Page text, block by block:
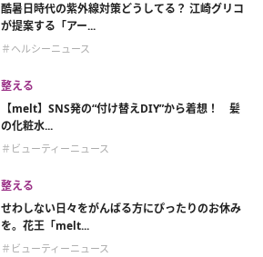
酷暑日時代の紫外線対策どうしてる？ 江崎グリコ
が提案する「アー...
＃ヘルシーニュース
整える
【melt】SNS発の“付け替えDIY”から着想！ 髪
の化粧水...
＃ビューティーニュース
整える
せわしない日々をがんばる方にぴったりのお休み
を。花王「melt...
＃ビューティーニュース